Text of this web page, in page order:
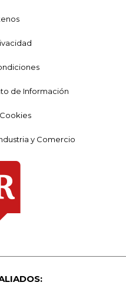
de Información
y Comercio